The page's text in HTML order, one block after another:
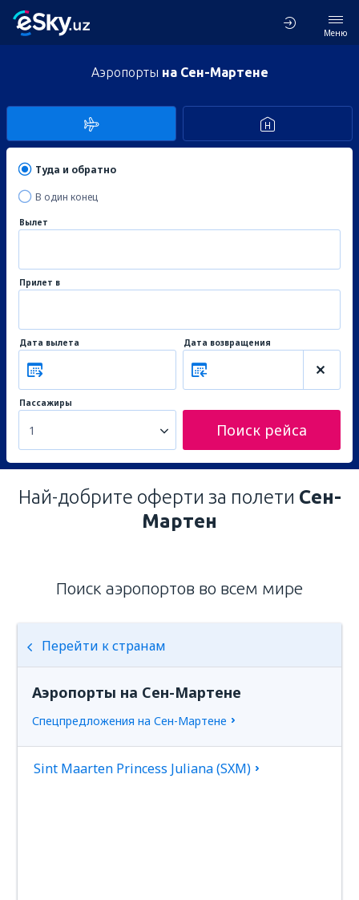
Меню
Аэропорты на Сен-Мартене
Туда и обратно
В один конец
Вылет
Прилет в
Дата вылета Дата возвращения
Пассажиры
1 Поиск рейса
Най-добрите оферти за полети Сен-
Мартен
Поиск аэропортов во всем мире
Перейти к странам
Аэропорты на Сен-Мартене
Спецпредложения на Сен-Мартене
Sint Maarten Princess Juliana (SXM)